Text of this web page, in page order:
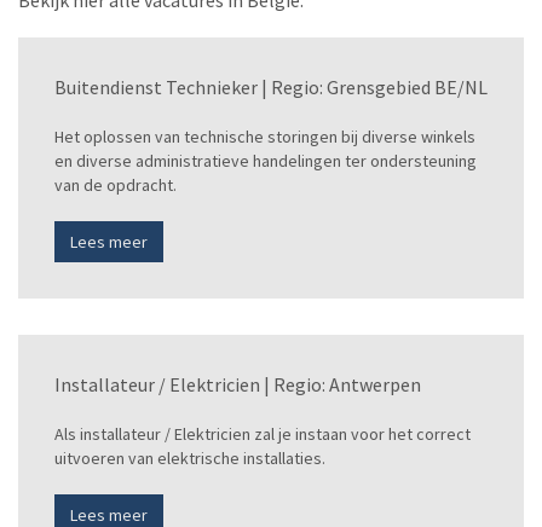
Buitendienst Technieker | Regio: Grensgebied BE/NL
Het oplossen van technische storingen bij diverse winkels
en diverse administratieve handelingen ter ondersteuning
van de opdracht.
Lees meer
Installateur / Elektricien | Regio: Antwerpen
Als installateur / Elektricien zal je instaan voor het correct
uitvoeren van elektrische installaties.
Lees meer